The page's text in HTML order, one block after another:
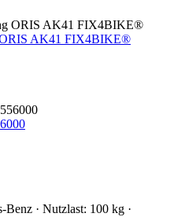
ORIS AK41 FIX4BIKE®
· Nutzlast: 100 kg ·